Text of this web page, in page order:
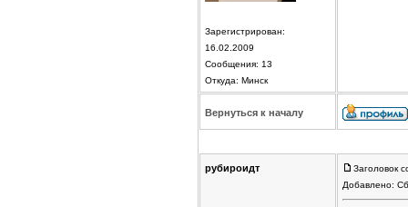
Зарегистрирован:
16.02.2009
Сообщения: 13
Откуда: Минск
Вернуться к началу
рубироидт
Заголовок
Добавлено: